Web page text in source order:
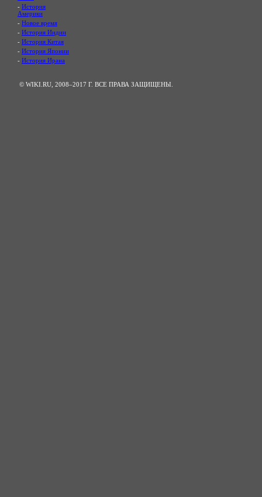
- История
Америки
- Новое время
- История Индии
- История Китая
- История Японии
- История Ирана
© WIKI.RU, 2008–2017 Г. ВСЕ ПРАВА ЗАЩИЩЕНЫ.